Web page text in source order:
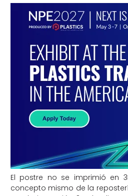
El postre no se imprimió en
concepto mismo de la